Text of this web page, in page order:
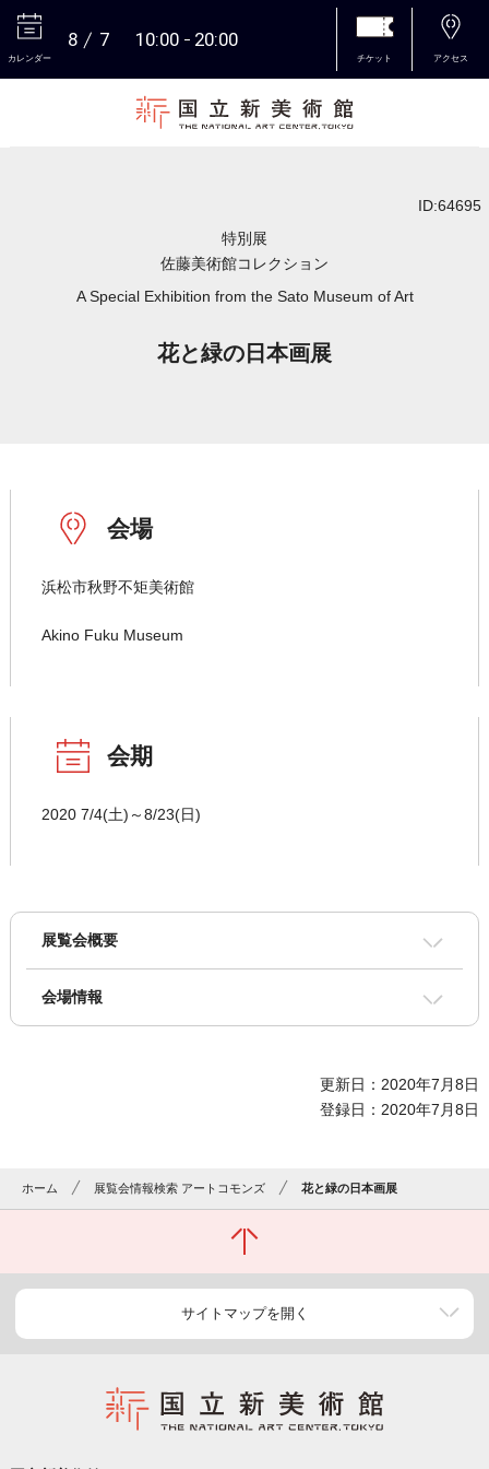
カレンダー
8 7 10:00 20:00
チケット アクセス
ID:64695
特別展
佐藤美術館コレクション
A Special Exhibition from the Sato Museum of Art
花と緑の日本画展
会場
浜松市秋野不矩美術館
Akino Fuku Museum
会期
2020 7/4(土)～8/23(日)
展覧会概要
会場情報
更新日：2020年7月8日
登録日：2020年7月8日
ホーム 展覧会情報検索 アートコモンズ 花と緑の日本画展
サイトマップを開く